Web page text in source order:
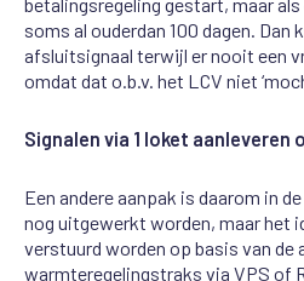
soms al ouderdan 100 dagen. Dan
afsluitsignaal terwijl er nooit een
omdat dat o.b.v. het LCV niet
Signalen via 1 loket aanleveren
Een andere aanpak is daarom in
nog uitgewerkt worden, maar het
verstuurd worden op basis van de
warmteregelingstraks via VPS of